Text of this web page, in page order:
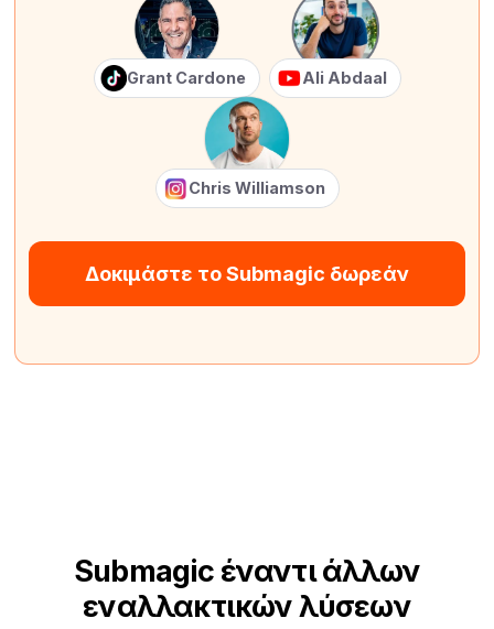
Grant Cardone Ali Abdaal
Chris Williamson
Δοκιμάστε το Submagic δωρεάν
Submagic έναντι άλλων
εναλλακτικών λύσεων